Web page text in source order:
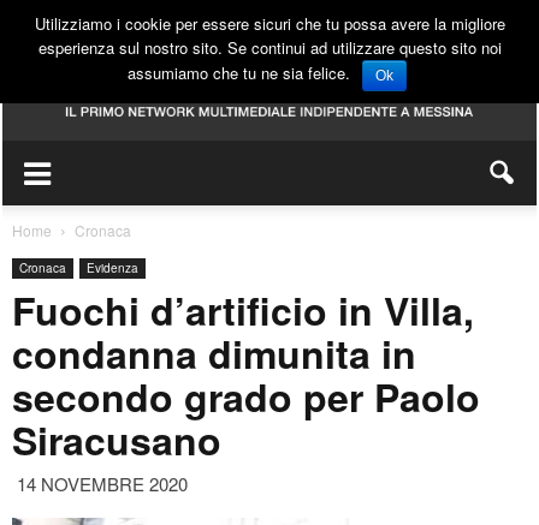
Home Cronaca
Cronaca Evidenza
Fuochi d’artificio in Villa,
condanna dimunita in
secondo grado per Paolo
Siracusano
14 NOVEMBRE 2020
Utilizziamo i cookie per essere sicuri che tu possa avere la migliore
esperienza sul nostro sito. Se continui ad utilizzare questo sito noi
assumiamo che tu ne sia felice.
Ok